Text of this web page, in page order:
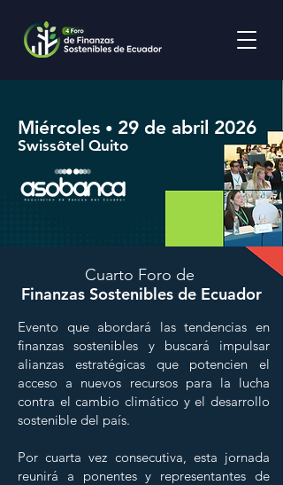
Miércoles • 29 de abril 2026
Swissôtel Quito
Cuarto Foro de
Finanzas Sostenibles de Ecuador
Evento que abordará las tendencias en
finanzas sostenibles y buscará impulsar
alianzas estratégicas que potencien el
acceso a nuevos recursos para la lucha
contra el cambio climático y el desarrollo
sostenible del país.
Por cuarta vez consecutiva, esta jornada
reunirá a ponentes y representantes de